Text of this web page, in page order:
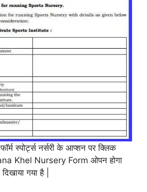
स्पोर्ट्स नर्सरी के आप्शन पर क्लिक
Khel Nursery Form ओपन होगा
गया है |